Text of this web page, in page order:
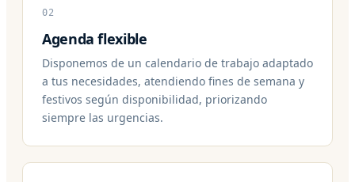
02
Agenda flexible
Disponemos de un calendario de trabajo adaptado
a tus necesidades, atendiendo fines de semana y
festivos según disponibilidad, priorizando
siempre las urgencias.